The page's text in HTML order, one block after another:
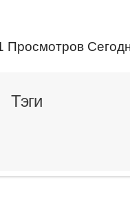
Просмотров
Тэги